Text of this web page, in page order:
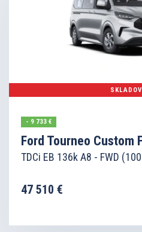
- 9 733 €
Ford Tourneo Custom
TDCi EB 136k A8 - FWD
47 510 €